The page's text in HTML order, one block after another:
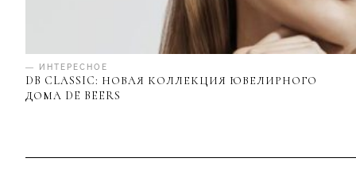
— ИНТЕРЕСНОЕ
DB CLASSIC: НОВАЯ КОЛЛЕКЦИЯ ЮВЕЛИРНОГО
ДОМА DE BEERS